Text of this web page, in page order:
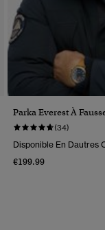
Parka Everest À
(34)
Disponible En Dautres
€199.99